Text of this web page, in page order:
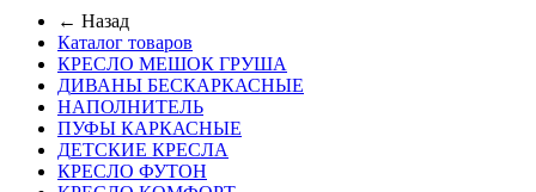
← Назад
Каталог товаров
КРЕСЛО МЕШОК ГРУША
ДИВАНЫ БЕСКАРКАСНЫЕ
НАПОЛНИТЕЛЬ
ПУФЫ КАРКАСНЫЕ
ДЕТСКИЕ КРЕСЛА
КРЕСЛО ФУТОН